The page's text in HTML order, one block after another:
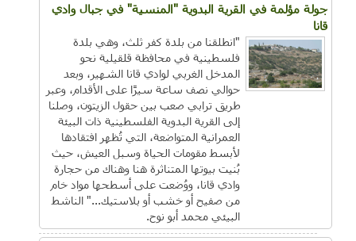
جولة مؤلمة في القرية البدوية "المنسية" في جبال وادي
قانا
"انطلقنا من بلدة كفر ثلث، وهي بلدة
فلسطينية في محافظة قلقيلية نحو
المدخل الغربي لوادي قانا الشهير، وبعد
حوالي نصف ساعة سيرًا على الأقدام، وعبر
طريق ترابي صعب بين حقول الزيتون، وصلنا
إلى القرية البدوية الفلسطينية ذات البيئة
العمرانية المتواضعة، التي تُظهر افتقادها
لأبسط مقومات الحياة وسبل العيش، حيث
بُنيت بيوتها المتناثرة هنا وهناك من حجارة
وادي قانا، ووُضعت على أسطحها مواد خام
من صفيح أو خشب أو بلاستيك..." الناشط
البيئي محمد أبو نوح.